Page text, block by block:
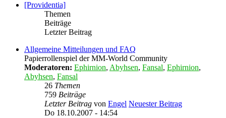
[Providentia]
Themen
Beiträge
Letzter Beitrag
Allgemeine Mitteilungen und FAQ
Papierrollenspiel der MM-World Community
Moderatoren: Ephirnion, Abyhsen, Fansal, Ephirnion,
Abyhsen, Fansal
26 Themen
759 Beiträge
Letzter Beitrag von Engel Neuester Beitrag
Do 18.10.2007 - 14:54